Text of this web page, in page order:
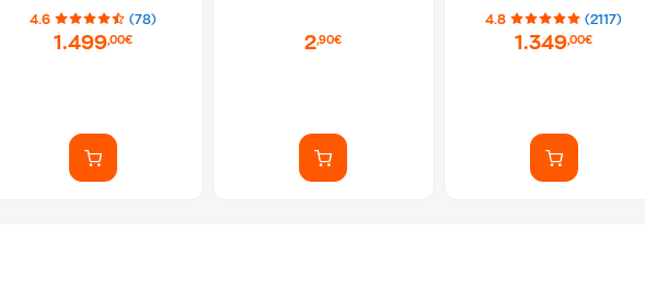
4.6 (78)
1.499,00€ 2,90€
4.8 (2117)
1.349,00€